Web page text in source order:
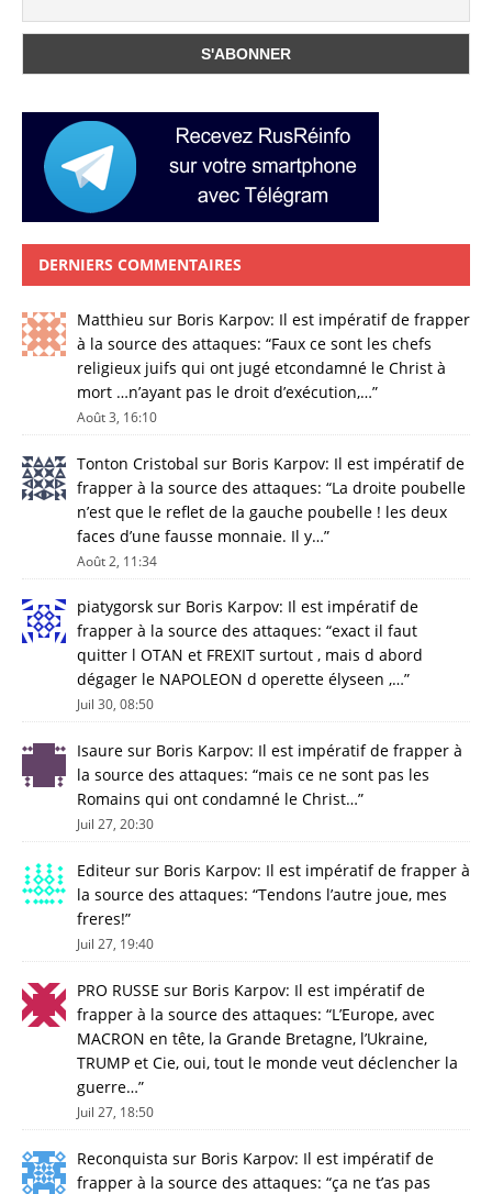
DERNIERS COMMENTAIRES
Matthieu sur Boris Karpov: Il est impératif de frapper
à la source des attaques: “Faux ce sont les chefs
religieux juifs qui ont jugé etcondamné le Christ à
mort …n’ayant pas le droit d’exécution,…”
Août 3, 16:10
Tonton Cristobal sur Boris Karpov: Il est impératif de
frapper à la source des attaques: “La droite poubelle
n’est que le reflet de la gauche poubelle ! les deux
faces d’une fausse monnaie. Il y…”
Août 2, 11:34
piatygorsk sur Boris Karpov: Il est impératif de
frapper à la source des attaques: “exact il faut
quitter l OTAN et FREXIT surtout , mais d abord
dégager le NAPOLEON d operette élyseen ,…”
Juil 30, 08:50
Isaure sur Boris Karpov: Il est impératif de frapper à
la source des attaques: “mais ce ne sont pas les
Romains qui ont condamné le Christ…”
Juil 27, 20:30
Editeur sur Boris Karpov: Il est impératif de frapper à
la source des attaques: “Tendons l’autre joue, mes
freres!”
Juil 27, 19:40
PRO RUSSE sur Boris Karpov: Il est impératif de
frapper à la source des attaques: “L’Europe, avec
MACRON en tête, la Grande Bretagne, l’Ukraine,
TRUMP et Cie, oui, tout le monde veut déclencher la
guerre…”
Juil 27, 18:50
Reconquista sur Boris Karpov: Il est impératif de
frapper à la source des attaques: “ça ne t’as pas